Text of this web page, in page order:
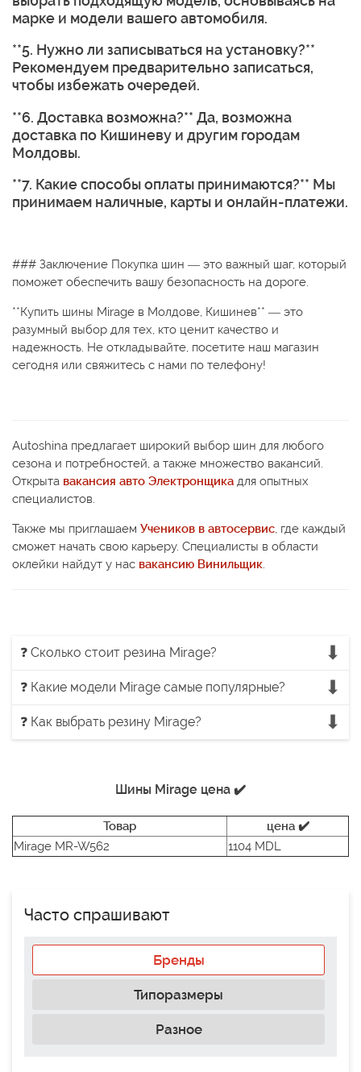
марке и модели вашего автомобиля.
**5. Нужно ли записываться на установку?**
Рекомендуем предварительно записаться,
чтобы избежать очередей.
**6. Доставка возможна?** Да, возможна
доставка по Кишиневу и другим городам
Молдовы.
**7. Какие способы оплаты принимаются?** Мы
принимаем наличные, карты и онлайн-платежи.
### Заключение Покупка шин — это важный шаг, который
поможет обеспечить вашу безопасность на дороге.
**Купить шины Mirage в Молдове, Кишинев** — это
разумный выбор для тех, кто ценит качество и
надежность. Не откладывайте, посетите наш магазин
сегодня или свяжитесь с нами по телефону!
Autoshina предлагает широкий выбор шин для любого
сезона и потребностей, а также множество вакансий.
Открыта вакансия авто Электронщика для опытных
специалистов.
Также мы приглашаем Учеников в автосервис, где каждый
сможет начать свою карьеру. Специалисты в области
оклейки найдут у нас вакансию Винильщик.
❓ Сколько стоит резина Mirage?
❓ Какие модели Mirage самые популярные?
❓ Как выбрать резину Mirage?
Шины Mirage цена ✔️
Товар
цена ✔️
Mirage MR-W562
1104 MDL
Часто спрашивают
Бренды
Типоразмеры
Разное